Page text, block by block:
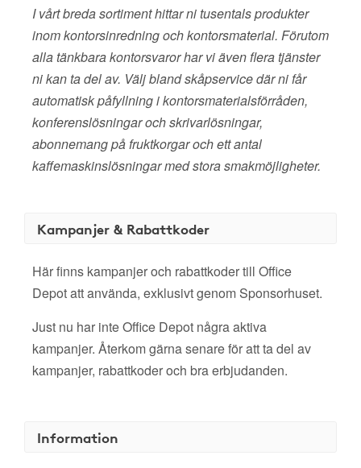
I vårt breda sortiment hittar ni tusentals produkter
inom kontorsinredning och kontorsmaterial. Förutom
alla tänkbara kontorsvaror har vi även flera tjänster
ni kan ta del av. Välj bland skåpservice där ni får
automatisk påfyllning i kontorsmaterialsförråden,
konferenslösningar och skrivarlösningar,
abonnemang på fruktkorgar och ett antal
kaffemaskinslösningar med stora smakmöjligheter.
Kampanjer & Rabattkoder
Här finns kampanjer och rabattkoder till Office
Depot att använda, exklusivt genom Sponsorhuset.
Just nu har inte Office Depot några aktiva
kampanjer. Återkom gärna senare för att ta del av
kampanjer, rabattkoder och bra erbjudanden.
Information